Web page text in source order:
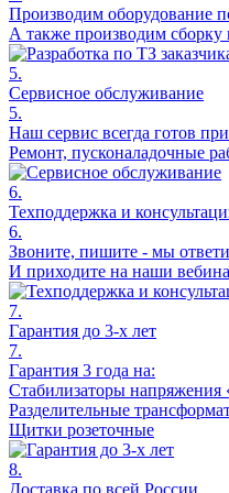
Производим оборудование
А также производим
5.
Сервисное обслуживание
5.
Наш сервис всегда готов
Ремонт, пусконаладочные
6.
Техподдержка и
6.
Звоните, пишите - мы
И приходите на наши
7.
Гарантия до 3-х лет
7.
Гарантия 3 года на:
Стабилизаторы напряжения
Разделительные
Щитки розеточные
8.